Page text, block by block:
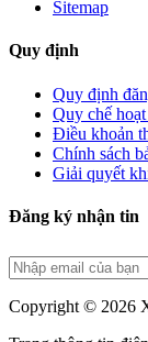
Sitemap
Quy định
Quy định
Quy chế
Điều khoản
Chính sách
Giải quyết
Đăng ký nhận tin
Copyright © 2026